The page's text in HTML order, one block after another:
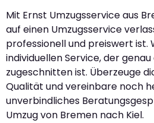
Mit Ernst Umzugsservice aus
auf einen Umzugsservice
professionell und preiswert ist.
individuellen Service, der
zugeschnitten ist. Überzeuge
Qualität und vereinbare noch
unverbindliches
Umzug von Bremen nach Kiel.